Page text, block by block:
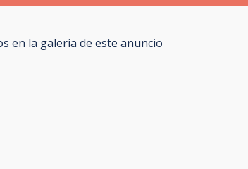
en la galería de este anuncio